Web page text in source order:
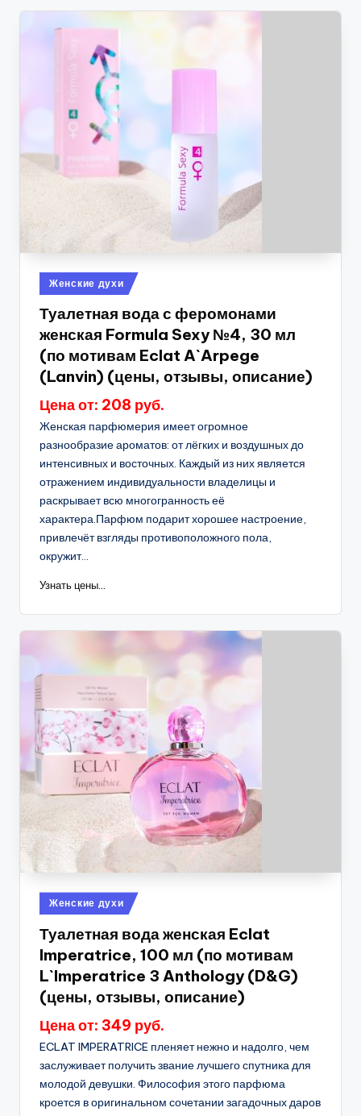
Опубликовано
в
Женские духи
Туалетная вода с феромонами
женская Formula Sexy №4, 30 мл
(по мотивам Eclat A`Arpege
(Lanvin) (цены, отзывы, описание)
Цена от: 208 руб.
Женская парфюмерия имеет огромное
разнообразие ароматов: от лёгких и воздушных до
интенсивных и восточных. Каждый из них является
отражением индивидуальности владелицы и
раскрывает всю многогранность её
характера.Парфюм подарит хорошее настроение,
привлечёт взгляды противоположного пола,
окружит...
Узнать цены...
Опубликовано
в
Женские духи
Туалетная вода женская Eclat
Imperatrice, 100 мл (по мотивам
L`Imperatrice 3 Anthology (D&G)
(цены, отзывы, описание)
Цена от: 349 руб.
ECLAT IMPERATRICE пленяет нежно и надолго, чем
заслуживает получить звание лучшего спутника для
молодой девушки. Философия этого парфюма
кроется в оригинальном сочетании загадочных даров